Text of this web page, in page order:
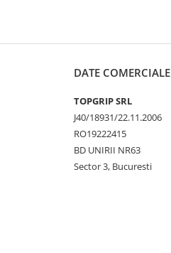
DATE COMERCIALE
TOPGRIP SRL
J40/18931/22.11.2006
RO19222415
BD UNIRII NR63
Sector 3, Bucuresti